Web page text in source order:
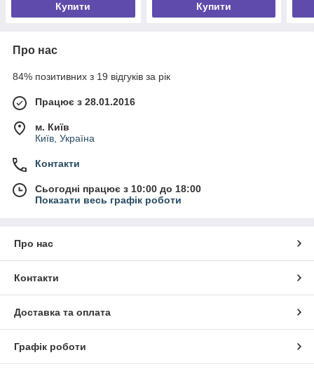
Купити Купити
Про нас
84% позитивних з 19 відгуків за рік
Працює з 28.01.2016
м. Київ
Київ, Україна
Контакти
Сьогодні працює з 10:00 до 18:00
Показати весь графік роботи
Про нас
Контакти
Доставка та оплата
Графік роботи